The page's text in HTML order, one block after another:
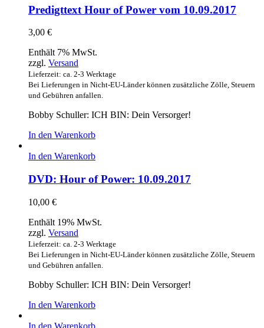
Predigttext Hour of Power vom 10.09.2017
3,00 €
Enthält 7% MwSt.
zzgl. Versand
Lieferzeit: ca. 2-3 Werktage
Bei Lieferungen in Nicht-EU-Länder können zusätzliche Zölle, Steuern
und Gebühren anfallen.
Bobby Schuller: ICH BIN: Dein Versorger!
In den Warenkorb
In den Warenkorb
DVD: Hour of Power: 10.09.2017
10,00 €
Enthält 19% MwSt.
zzgl. Versand
Lieferzeit: ca. 2-3 Werktage
Bei Lieferungen in Nicht-EU-Länder können zusätzliche Zölle, Steuern
und Gebühren anfallen.
Bobby Schuller: ICH BIN: Dein Versorger!
In den Warenkorb
In den Warenkorb